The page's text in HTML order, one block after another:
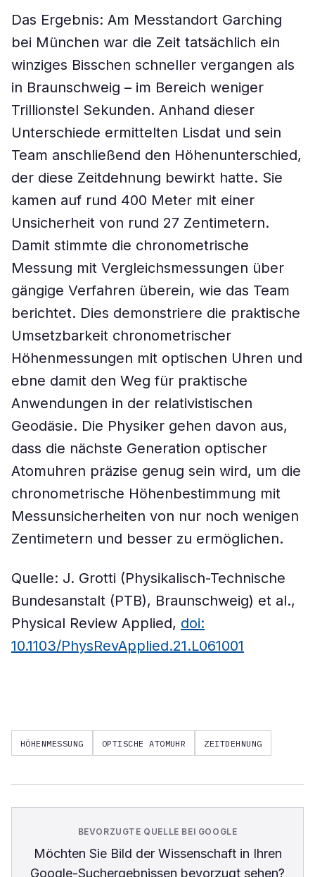
Das Ergebnis: Am Messtandort Garching
bei München war die Zeit tatsächlich ein
winziges Bisschen schneller vergangen als
in Braunschweig – im Bereich weniger
Trillionstel Sekunden. Anhand dieser
Unterschiede ermittelten Lisdat und sein
Team anschließend den Höhenunterschied,
der diese Zeitdehnung bewirkt hatte. Sie
kamen auf rund 400 Meter mit einer
Unsicherheit von rund 27 Zentimetern.
Damit stimmte die chronometrische
Messung mit Vergleichsmessungen über
gängige Verfahren überein, wie das Team
berichtet. Dies demonstriere die praktische
Umsetzbarkeit chronometrischer
Höhenmessungen mit optischen Uhren und
ebne damit den Weg für praktische
Anwendungen in der relativistischen
Geodäsie. Die Physiker gehen davon aus,
dass die nächste Generation optischer
Atomuhren präzise genug sein wird, um die
chronometrische Höhenbestimmung mit
Messunsicherheiten von nur noch wenigen
Zentimetern und besser zu ermöglichen.
Quelle: J. Grotti (Physikalisch-Technische
Bundesanstalt (PTB), Braunschweig) et al.,
Physical Review Applied, doi:
10.1103/PhysRevApplied.21.L061001
HÖHENMESSUNG OPTISCHE ATOMUHR ZEITDEHNUNG
BEVORZUGTE QUELLE BEI GOOGLE
Möchten Sie Bild der Wissenschaftin Ihren
Google-Suchergebnissen bevorzugt sehen?